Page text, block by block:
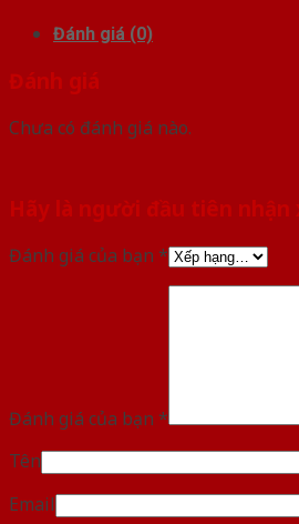
Đánh giá (0)
Đánh giá
Chưa có đánh giá nào.
Hãy là người đầu tiên nhận
Đánh giá của bạn *
Đánh giá của bạn *
Tên
Email